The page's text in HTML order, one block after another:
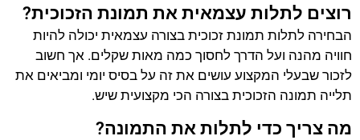
רוצים לתלות עצמאית את תמונת הזכוכית?
הבחירה לתלות תמונת זכוכית בצורה עצמאית יכולה להיות
חוויה מהנה ועל הדרך לחסוך כמה מאות שקלים. אך חשוב
לזכור שבעלי המקצוע עושים את זה על בסיס יומי ומביאים את
תלייה תמונה הזכוכית בצורה הכי מקצועית שיש.
מה צריך כדי לתלות את התמונה?